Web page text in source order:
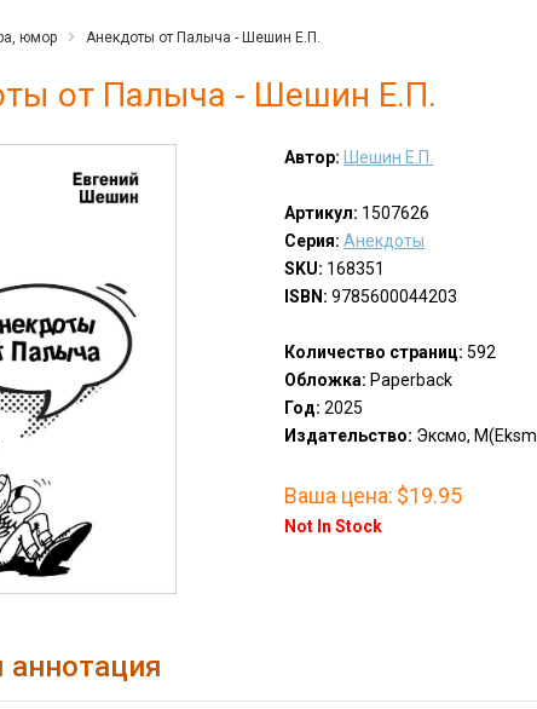
юмор Анекдоты от Палыча - Шешин Е.П.
от Палыча - Шешин Е.П.
Автор: Шешин Е.П.
Артикул: 1507626
Серия: Анекдоты
SKU: 168351
ISBN: 9785600044203
Количество страниц: 592
Обложка: Paperback
Год: 2025
Издательство: Эксмо,
Ваша цена: $19.95
Not In Stock
аннотация